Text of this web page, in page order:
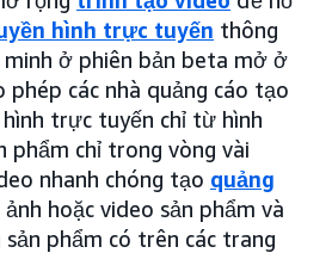
hình trực tuyến thông
ở phiên bản beta mở ở
phép các nhà quảng cáo tạo
trực tuyến chỉ từ hình
phẩm chỉ trong vòng vài
nhanh chóng tạo quảng
hoặc video sản phẩm và
phẩm có trên các trang